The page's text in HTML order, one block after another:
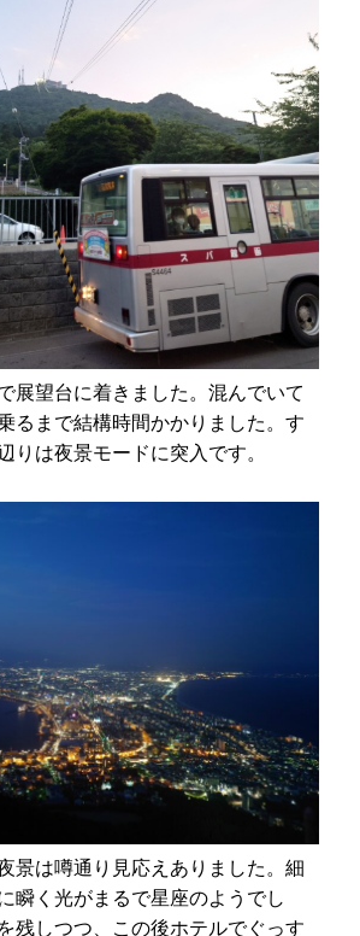
展望台に着きました。混んでいて
るまで結構時間かかりました。す
りは夜景モードに突入です。
景は噂通り見応えありました。細
瞬く光がまるで星座のようでし
残しつつ、この後ホテルでぐっす